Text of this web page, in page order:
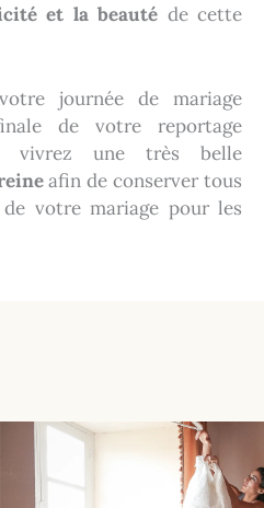
et la beauté de cette
journée de mariage
de votre reportage
vivrez une très belle
afin de conserver tous
votre mariage pour les